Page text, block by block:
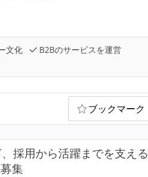
文化
B2Bのサービスを運営
ブックマーク
採用から活躍までを支える
集